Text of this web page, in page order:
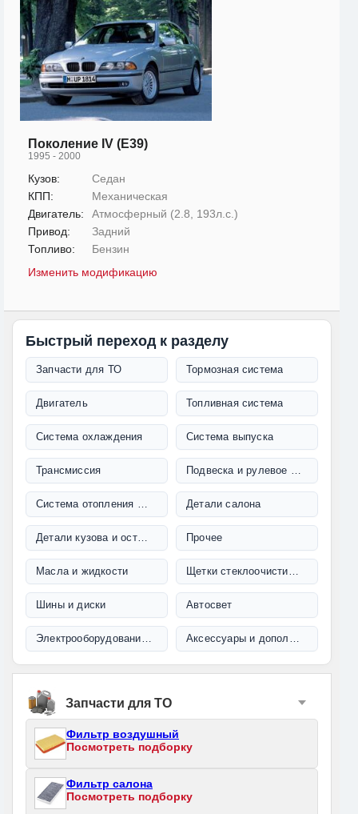
Поколение IV (E39)
1995 - 2000
Кузов:
Седан
КПП:
Механическая
Двигатель:
Атмосферный (2.8, 193л.с.)
Привод:
Задний
Топливо:
Бензин
Изменить модификацию
Быстрый переход к разделу
Запчасти для ТО Тормозная система
Двигатель Топливная система
Система охлаждения Система выпуска
Трансмиссия Подвеска и рулевое управление
Система отопления и кондиционирования Детали салона
Детали кузова и остекление Прочее
Масла и жидкости Щетки стеклоочистителя
Шины и диски Автосвет
Электрооборудование и проводка Аксессуары и дополнительное оборудование
Запчасти для ТО
Фильтр воздушный
Посмотреть подборку
Фильтр салона
Посмотреть подборку